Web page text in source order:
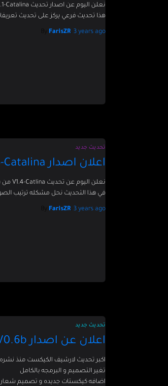
نعلن اليوم عن اصدار تحديث V1.4.1-Catalina لشرح هاكنتوش بالعربي
هذا تحديث فرعي يركز على تحديث
FarisZR, 3 years ago
تحديث جديد
اعلان اصدار V1.4-Catalina من شرح تثبيت الهاكنتوش
نعلن اليوم عن تحديث V1.4-Catlina من شرح هاكنتوش بالعربي وهو اكبر شرح عربي لتثبيت الهاكنتوش
في هذا التحديث نحل مشكله ترتيب
FarisZR, 3 years ago
تحديث جديد
اعلان عن اصدار V0.6b من ارشيف الكيكست
اكبر تحديث لارشيف الكيكست منذ نشره
تغير التصميم و البرمجه بالكامل
اضافه كيكستات جديده و تصميم شعار